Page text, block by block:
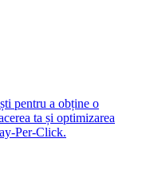
pentru a obține o
ta și optimizarea
Per-Click.